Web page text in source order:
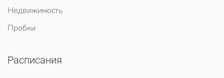
Недвижимость
Пробки
Расписания